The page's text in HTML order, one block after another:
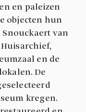
en paleizen
objecten hun
van
en de
De
kregen.